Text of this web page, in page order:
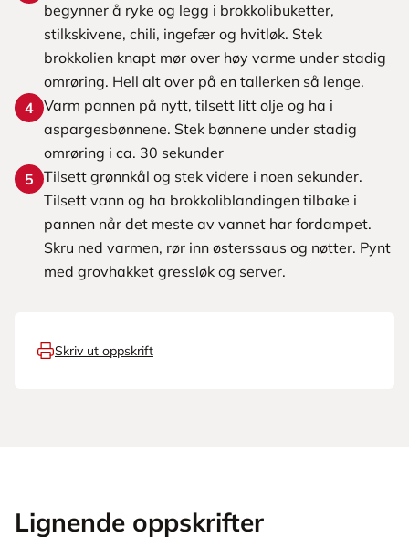
begynner å ryke og legg i brokkolibuketter,
stilkskivene, chili, ingefær og hvitløk. Stek
brokkolien knapt mør over høy varme under stadig
omrøring. Hell alt over på en tallerken så lenge.
4 Varm pannen på nytt, tilsett litt olje og ha i
aspargesbønnene. Stek bønnene under stadig
omrøring i ca. 30 sekunder
5 Tilsett grønnkål og stek videre i noen sekunder.
Tilsett vann og ha brokkoliblandingen tilbake i
pannen når det meste av vannet har fordampet.
Skru ned varmen, rør inn østerssaus og nøtter. Pynt
med grovhakket gressløk og server.
Skriv ut oppskrift
Lignende oppskrifter